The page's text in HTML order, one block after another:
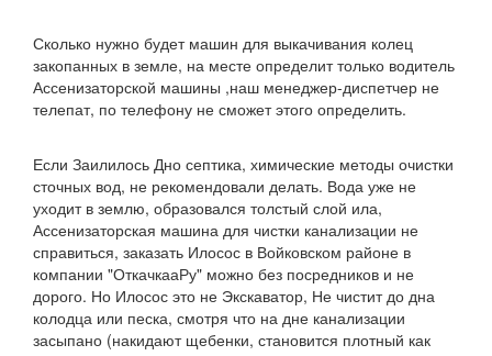
Сколько нужно будет машин для выкачивания колец
закопанных в земле, на месте определит только водитель
Ассенизаторской машины ,наш менеджер-диспетчер не
телепат, по телефону не сможет этого определить.
Если Заилилось Дно септика, химические методы очистки
сточных вод, не рекомендовали делать. Вода уже не
уходит в землю, образовался толстый слой ила,
Ассенизаторская машина для чистки канализации не
справиться, заказать Илосос в Войковском районе в
компании "ОткачкааРу" можно без посредников и не
дорого. Но Илосос это не Экскаватор, Не чистит до дна
колодца или песка, смотря что на дне канализации
засыпано (накидают щебенки, становится плотный как